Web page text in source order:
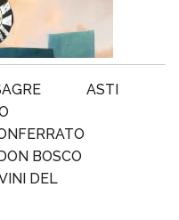
ASTI
BOSCO
DEL